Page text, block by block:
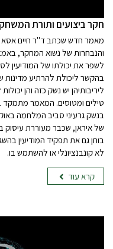
חקר ביצועים ותורת
מאמר חדש שכתב ד"ר חיים אסא
והנבחרות של נשוא המחקר,
לשפר את יכולתו של המודיעין
בהקשר ליכולת להרתיע מדינות
ליריבותיהן יש נשק כזה והן
טילים ומטוסים. המאמר מתמקד
בנשק גרעיני סביב המלחמה
של איראן, שכבר מעוררת עיסוק
בוחן גם את תפקיד המודיעין
לא קונבנציונלי או להשתמש בו.
קרא עוד